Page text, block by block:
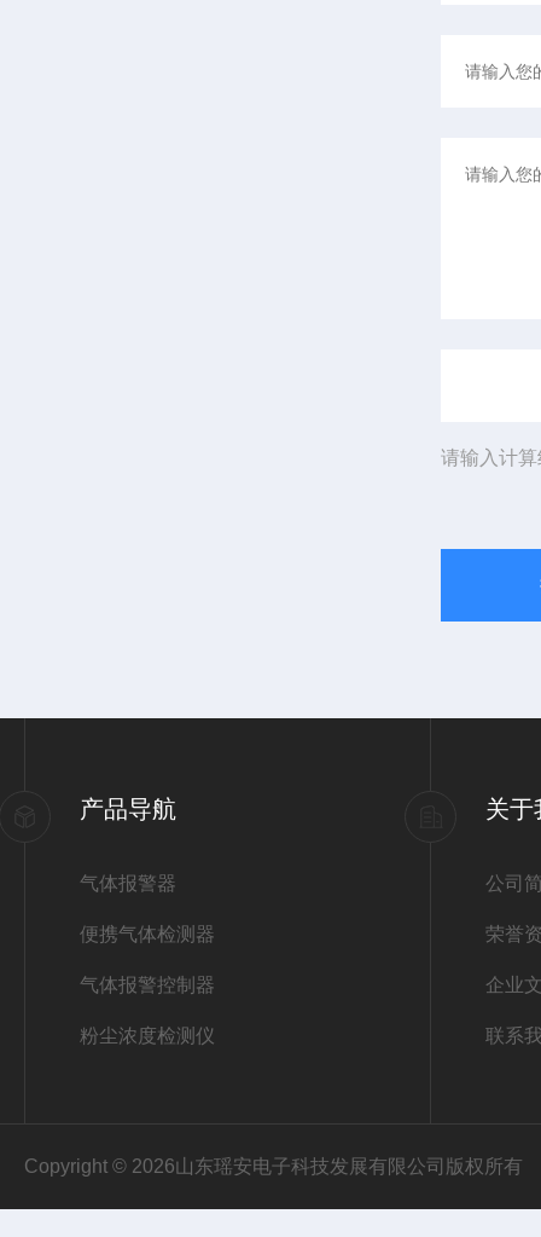
请输入计
产品导航
气体报警器
便携气体检测器
气体报警控制器
粉尘浓度检测仪
关于
公司
荣誉
企业
联系
Copyright © 2026山东瑶安电子科技发展有限公司版权所有